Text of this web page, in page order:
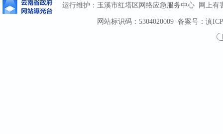
运行维护：玉溪市红塔区网络应急服务中心 网上有
网站标识码：5304020009备案号：滇